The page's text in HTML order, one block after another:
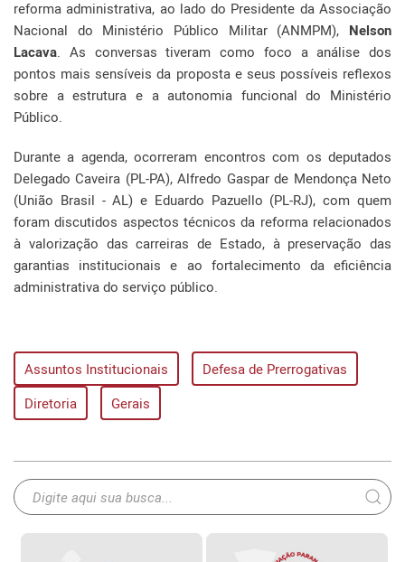
reforma administrativa, ao lado do Presidente da Associação
Nacional do Ministério Público Militar (ANMPM), Nelson
Lacava. As conversas tiveram como foco a análise dos
pontos mais sensíveis da proposta e seus possíveis reflexos
sobre a estrutura e a autonomia funcional do Ministério
Público.
Durante a agenda, ocorreram encontros com os deputados
Delegado Caveira (PL-PA), Alfredo Gaspar de Mendonça Neto
(União Brasil - AL) e Eduardo Pazuello (PL-RJ), com quem
foram discutidos aspectos técnicos da reforma relacionados
à valorização das carreiras de Estado, à preservação das
garantias institucionais e ao fortalecimento da eficiência
administrativa do serviço público.
Assuntos Institucionais
Defesa de Prerrogativas
Diretoria
Gerais